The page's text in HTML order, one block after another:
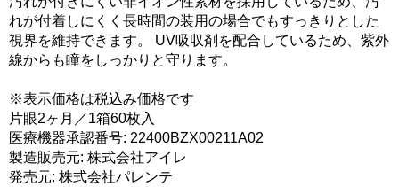
れが付着しにくく長時間の装用の場合でもすっきりとした
視界を維持できます。 UV吸収剤を配合しているため、紫外
線からも瞳をしっかりと守ります。
※表示価格は税込み価格です
片眼2ヶ月／1箱60枚入
医療機器承認番号: 22400BZX00211A02
製造販売元: 株式会社アイレ
発売元: 株式会社パレンテ